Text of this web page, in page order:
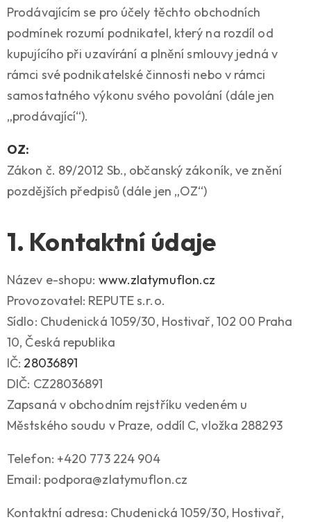
Prodávajícím se pro účely těchto obchodních
podmínek rozumí podnikatel, který na rozdíl od
kupujícího při uzavírání a plnění smlouvy jedná v
rámci své podnikatelské činnosti nebo v rámci
samostatného výkonu svého povolání (dále jen
„prodávající“).
OZ:
Zákon č. 89/2012 Sb., občanský zákoník, ve znění
pozdějších předpisů (dále jen „OZ“)
1. Kontaktní údaje
Název e-shopu: www.zlatymuflon.cz
Provozovatel: REPUTE s.r.o.
Sídlo: Chudenická 1059/30, Hostivař, 102 00 Praha
10, Česká republika
IČ: 28036891
DIČ: CZ28036891
Zapsaná v obchodním rejstříku vedeném u
Městského soudu v Praze, oddíl C, vložka 288293
Telefon: +420 773 224 904
Email: podpora@zlatymuflon.cz
Kontaktní adresa: Chudenická 1059/30, Hostivař,